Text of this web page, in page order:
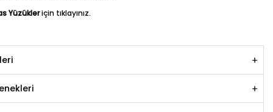
Yüzükleriçin tıklayınız.